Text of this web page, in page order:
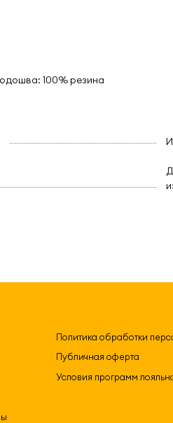
100% резина
Политика обработки
Публичная оферта
Условия программ